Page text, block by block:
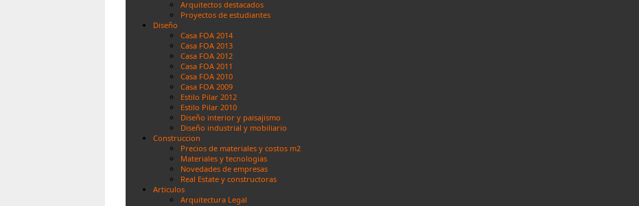
Arquitectos destacados
Proyectos de estudiantes
Diseño
Casa FOA 2014
Casa FOA 2013
Casa FOA 2012
Casa FOA 2011
Casa FOA 2010
Casa FOA 2009
Estilo Pilar 2012
Estilo Pilar 2010
Diseño interior y paisajismo
Diseño industrial y mobiliario
Construccion
Precios de materiales y costos m2
Materiales y tecnologias
Novedades de empresas
Real Estate y constructoras
Articulos
Arquitectura Legal